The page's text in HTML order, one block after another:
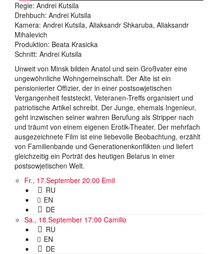
Regie: Andrei Kutsila
Drehbuch: Andrei Kutsila
Kamera: Andrei Kutsila, Aliaksandr Shkaruba, Aliaksandr
Mihalevich
Produktion: Beata Krasicka
Schnitt: Andrei Kutsila
Unweit von Minsk bilden Anatol und sein Großvater eine
ungewöhnliche Wohngemeinschaft. Der Alte ist ein
pensionierter Offizier, der in einer postsowjetischen
Vergangenheit feststeckt, Veteranen-Treffs organisiert und
patriotische Artikel schreibt. Der Junge, ehemals Ingenieur,
geht inzwischen seiner wahren Berufung als Stripper nach
und träumt von einem eigenen Erotik-Theater. Der mehrfach
ausgezeichnete Film ist eine liebevolle Beobachtung, erzählt
von Familienbande und Generationenkonflikten und liefert
gleichzeitig ein Porträt des heutigen Belarus in einer
postsowjetischen Welt.
Fr., 17.September 20:00 Emil
RU
EN
DE
Sa., 18.September 17:00 Camillo
RU
EN
DE